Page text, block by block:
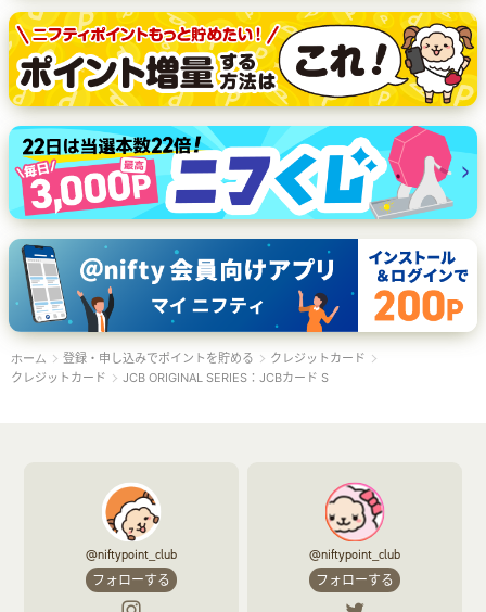
ホーム 登録・申し込みでポイントを貯める
クレジットカード
クレジットカード
JCB ORIGINAL SERIES：JCBカード S
@niftypoint_club
フォローする
@niftypoint_club
フォローする